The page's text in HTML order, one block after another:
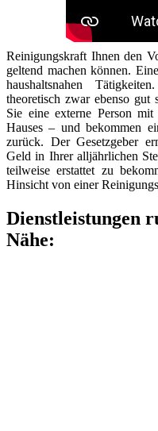
Reinigungskraft Ihnen den
geltend machen können.
haushaltsnahen
theoretisch zwar ebenso gut
Sie eine externe Person
Hauses – und bekommen
zurück. Der Gesetzgeber
Geld in Ihrer alljährlichen
teilweise erstattet zu
Hinsicht von einer
Dienstleistungen
Nähe: